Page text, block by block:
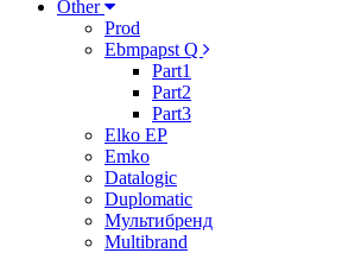
Other
Prod
Ebmpapst Q
Part1
Part2
Part3
Elko EP
Emko
Datalogic
Duplomatic
Мультибренд
Multibrand